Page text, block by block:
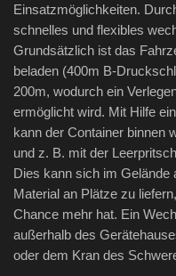
Einsatzmöglichkeiten.
schnelles und flexibles
Grundsätzlich ist das
beladen (400m B-
200m, wodurch ein
ermöglicht wird. Mit Hilfe
kann der Container binnen
und z. B. mit der
Dies kann sich im
Material an Plätze zu
Chance mehr hat. Ein
außerhalb des
oder dem Kran des